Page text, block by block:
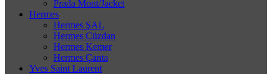
Prada Mont/Jacket
Hermes
Hermes ŞAL
Hermes Cüzdan
Hermes Kemer
Hermes Çanta
Yves Saint Laurent